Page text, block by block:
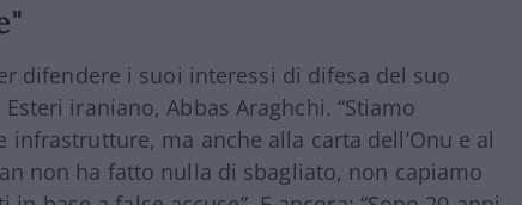
difendere i suoi interessi di difesa del suo
iraniano, Abbas Araghchi. “Stiamo
ma anche alla carta dell’Onu e al
non ha fatto nulla di sbagliato, non capiamo